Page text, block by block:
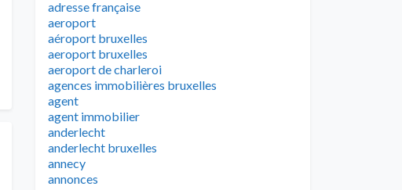
adresse française
aeroport
aéroport bruxelles
aeroport bruxelles
aeroport de charleroi
agences immobilières bruxelles
agent
agent immobilier
anderlecht
anderlecht bruxelles
annecy
annonces